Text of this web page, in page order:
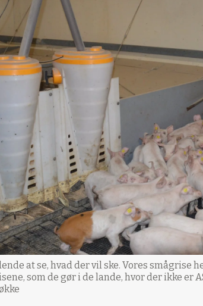
at se, hvad der vil ske. Vores smågrise
som de gør i de lande, hvor der ikke er